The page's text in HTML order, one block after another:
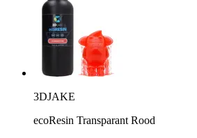
3DJAKE
ecoResin Transparant Rood